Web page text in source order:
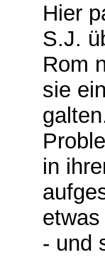
Hier
S.J.
Rom
sie
in
- und